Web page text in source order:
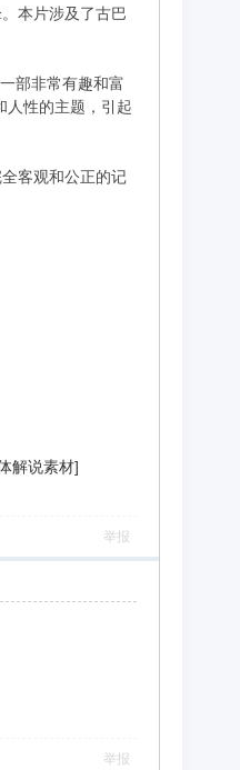
本片涉及了古巴
部非常有趣和富
人性的主题，引起
客观和公正的记
解说素材]
举报
举报